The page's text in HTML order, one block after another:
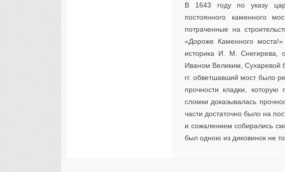
В 1643 году по указу
постоянного каменного
потраченные на
«Дороже Каменного моста!»
историка И. М. Снегирева,
Иваном Великим, Сухаревой
гг. обветшавший мост было
прочности кладки,
сломки доказывалась
части достаточно было на
и сожалением собирались
был одною из диковинок не